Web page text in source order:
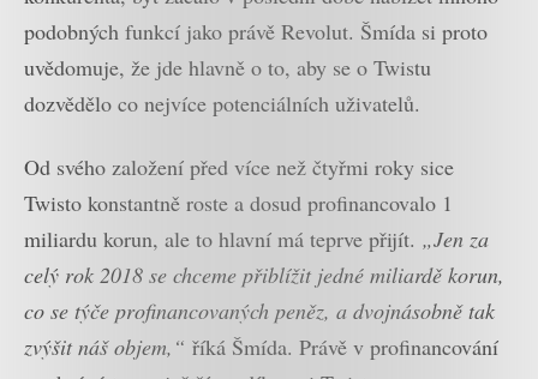
podobných funkcí jako právě Revolut. Šmída si proto
uvědomuje, že jde hlavně o to, aby se o Twistu
dozvědělo co nejvíce potenciálních uživatelů.
Od svého založení před více než čtyřmi roky sice
Twisto konstantně roste a dosud profinancovalo 1
miliardu korun, ale to hlavní má teprve přijít. „Jen za
celý rok 2018 se chceme přiblížit jedné miliardě korun,
co se týče profinancovaných peněz, a dvojnásobně tak
zvýšit náš objem,“ říká Šmída. Právě v profinancování